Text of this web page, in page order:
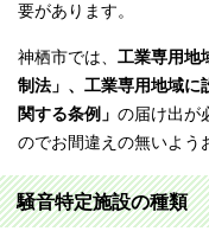
要があります。
神栖市では、 工業専用地
制法」、工業専用地域に
関する条例」 の届け出が
のでお間違えの無いよう
騒音特定施設の種類